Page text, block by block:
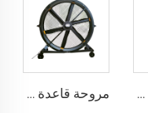
إنتاج مخصص بمروحة عملاقة ذات حجم كبير وسرعة منخفضة قطرها 16 قدم (5 أمتار) ومزودة بمحرك PMSM مروحة قاعدة بقطر 80 بوصة، قابلة للحركة، هادئة، ارتفاع 2000 ملم، مناسبة للاستخدام في المنازل والمرافق الصناعية والمطاعم، تعمل بجهدين 220 فولت/380 فولت، مصنوعة من الألمنيوم